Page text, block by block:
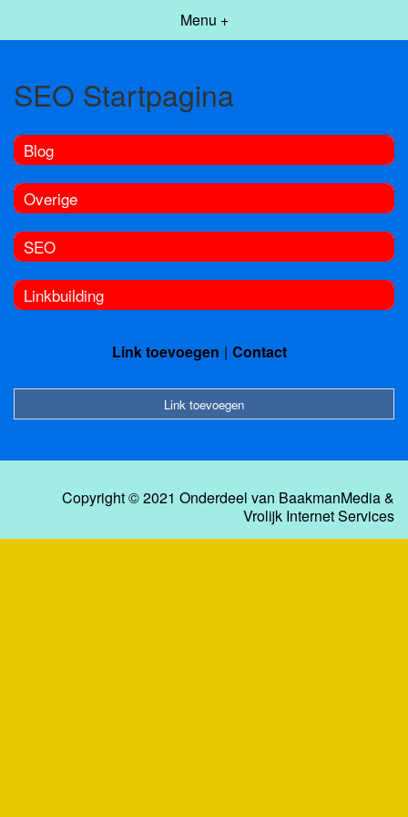
Menu +
SEO Startpagina
Blog
Overige
SEO
Linkbuilding
Link toevoegen Contact
Link toevoegen
Copyright © 2021 Onderdeel van BaakmanMedia&
Vrolijk Internet Services